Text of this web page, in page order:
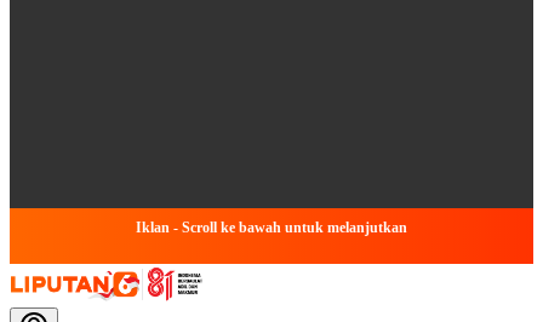
Iklan - Scroll ke bawah untuk melanjutkan